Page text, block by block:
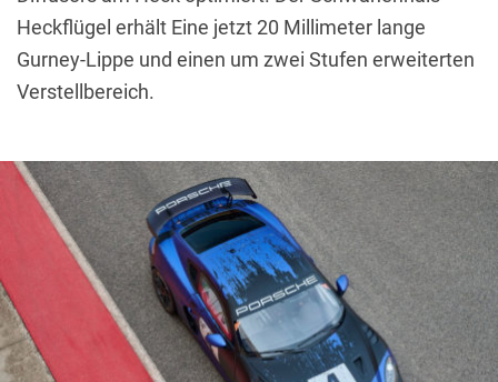
Heckflügel erhält Eine jetzt 20 Millimeter lange
Gurney-Lippe und einen um zwei Stufen erweiterten
Verstellbereich.